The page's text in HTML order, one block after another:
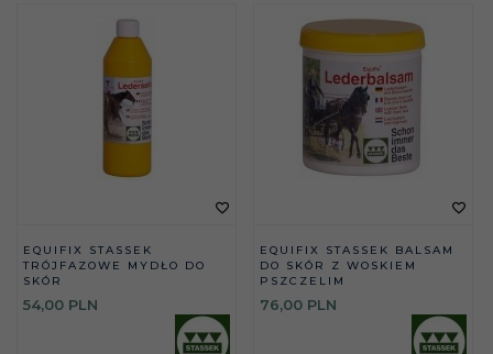
EQUIFIX STASSEK
TRÓJFAZOWE MYDŁO DO
SKÓR
54,00 PLN
EQUIFIX STASSEK BALSAM
DO SKÓR Z WOSKIEM
PSZCZELIM
76,00 PLN